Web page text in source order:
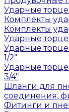
Ударные
Комплекты
Комплекты
Ударные
Ударные
1/2"
Ударные
3/4"
Шланги для
соединения,
Фитинги и